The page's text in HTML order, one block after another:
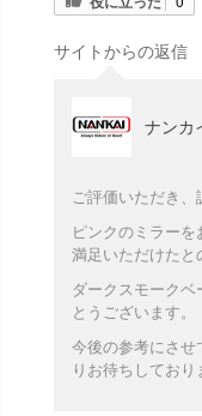
サイトからの返信
ナンカ
ご評価いただき、
ピンクのミラー
満足いただけたと
ダークスモーク
とうございます。
今後の参考にさせ
りお待ちしており